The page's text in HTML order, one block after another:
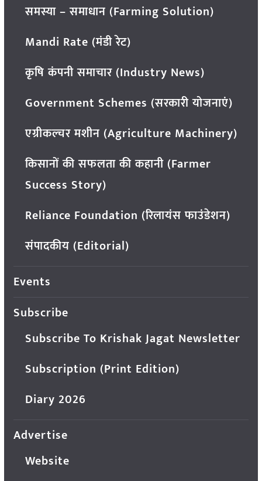
समस्या – समाधान (Farming Solution)
Mandi Rate (मंडी रेट)
कृषि कंपनी समाचार (Industry News)
Government Schemes (सरकारी योजनाएं)
एग्रीकल्चर मशीन (Agriculture Machinery)
किसानों की सफलता की कहानी (Farmer
Success Story)
Reliance Foundation (रिलायंस फाउंडेशन)
संपादकीय (Editorial)
Events
Subscribe
Subscribe To Krishak Jagat Newsletter
Subscription (Print Edition)
Diary 2026
Advertise
Website